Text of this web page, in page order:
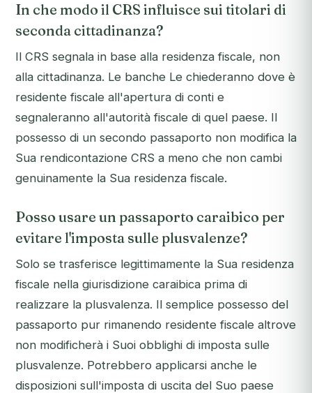
In che modo il CRS influisce sui titolari di
seconda cittadinanza?
Il CRS segnala in base alla residenza fiscale, non
alla cittadinanza. Le banche Le chiederanno dove è
residente fiscale all'apertura di conti e
segnaleranno all'autorità fiscale di quel paese. Il
possesso di un secondo passaporto non modifica la
Sua rendicontazione CRS a meno che non cambi
genuinamente la Sua residenza fiscale.
Posso usare un passaporto caraibico per
evitare l'imposta sulle plusvalenze?
Solo se trasferisce legittimamente la Sua residenza
fiscale nella giurisdizione caraibica prima di
realizzare la plusvalenza. Il semplice possesso del
passaporto pur rimanendo residente fiscale altrove
non modificherà i Suoi obblighi di imposta sulle
plusvalenze. Potrebbero applicarsi anche le
disposizioni sull'imposta di uscita del Suo paese